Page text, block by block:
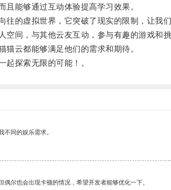
能够通过互动体验提高学习效果。
的虚拟世界，它突破了现实的限制，让我们
间，与其他云友互动，参与有趣的游戏和挑
云都能够满足他们的需求和期待。
探索无限的可能！。
同的娱乐需求。
尔也会出现卡顿的情况，希望开发者能够优化一下。